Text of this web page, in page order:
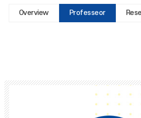
Overview Professeor